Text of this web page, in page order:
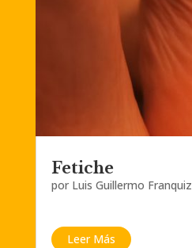
Fetiche
por Luis Guillermo Franquiz
Leer Más